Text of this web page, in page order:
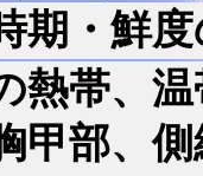
期・鮮
熱帯、
甲部、